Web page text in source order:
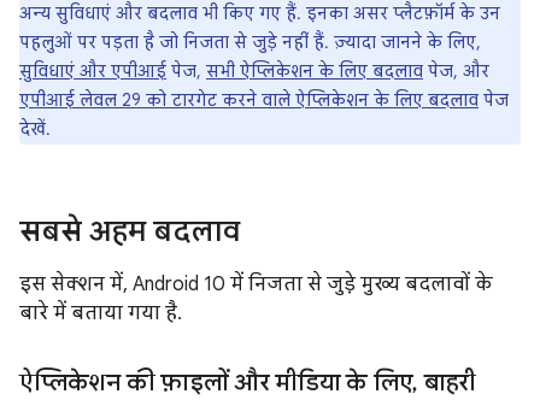
अन्य सुविधाएं और बदलाव भी किए गए हैं. इनका असर प्लैटफ़ॉर्म के उन
पहलुओं पर पड़ता है जो निजता से जुड़े नहीं हैं. ज़्यादा जानने के लिए,
सुविधाएं और एपीआई पेज, सभी ऐप्लिकेशन के लिए बदलाव पेज, और
एपीआई लेवल 29 को टारगेट करने वाले ऐप्लिकेशन के लिए बदलाव पेज
देखें.
सबसे अहम बदलाव
इस सेक्शन में, Android 10 में निजता से जुड़े मुख्य बदलावों के
बारे में बताया गया है.
ऐप्लिकेशन की फ़ाइलों और मीडिया के लिए, बाहरी